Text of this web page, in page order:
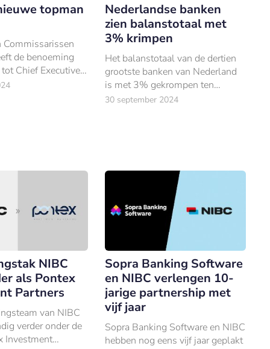
topman
Commissarissen
de benoeming
Chief Executive
van de Raad
Nederlandse banken
zien balanstotaal met
3% krimpen
Het balanstotaal van de dertien
grootste banken van Nederland
is met 3% gekrompen ten
opzichte van 2021.
30 september 2024
NIBC
als Pontex
Partners
van NIBC
verder onder de
Investment
Sopra Banking Software
en NIBC verlengen 10-
jarige partnership met
vijf jaar
Sopra Banking Software en NIBC
hebben nog eens vijf jaar geplakt